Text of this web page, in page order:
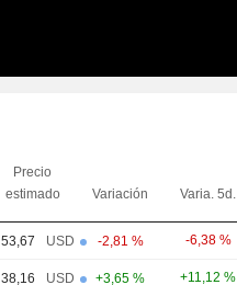
Precio
estimado
Variación Varia. 5d.
53,67 USD -2,81 % -6,38 %
38,16 USD +3,65 % +11,12 %